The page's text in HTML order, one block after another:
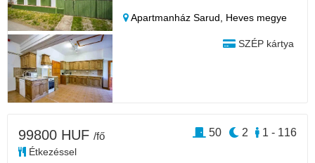
Apartmanház Sarud, Heves megye
SZÉP kártya
99800 HUF /fő
Étkezéssel
1 - 116
2
50